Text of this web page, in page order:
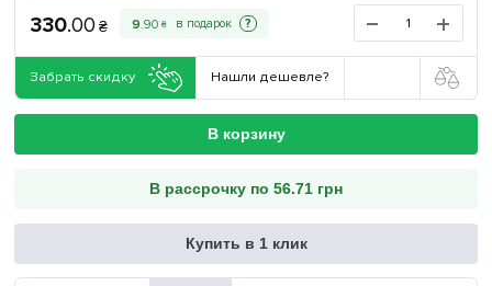
330.00 ₴ 9.90 ₴ ?
Забрать скидку Нашли дешевле?
В корзину
В рассрочку по 56.71 грн
Купить в 1 клик